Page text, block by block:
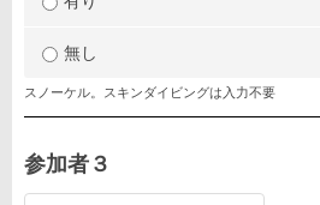
無し
スノーケル。スキンダイビングは入力不要
参加者３